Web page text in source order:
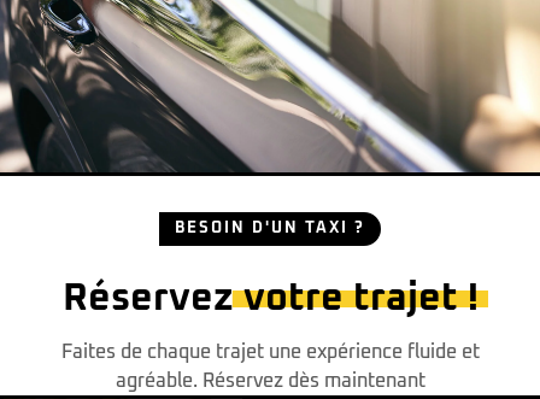
BESOIN D'UN TAXI ?
Réservez votre trajet !
Faites de chaque trajet une expérience fluide et
agréable. Réservez dès maintenant